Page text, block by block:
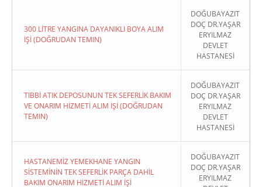
300 LİTRE YANGINA DAYANIKLI BOYA ALIM
İŞİ (DOĞRUDAN TEMIN)
DOĞUBAYAZIT
DOÇ DR.YAŞAR
ERYILMAZ
DEVLET
HASTANESİ
TIBBİ ATIK DEPOSUNUN TEK SEFERLİK BAKIM
VE ONARIM HİZMETİ ALIM İŞİ (DOĞRUDAN
TEMIN)
DOĞUBAYAZIT
DOÇ DR.YAŞAR
ERYILMAZ
DEVLET
HASTANESİ
HASTANEMİZ YEMEKHANE YANGIN
SİSTEMİNİN TEK SEFERLİK PARÇA DAHİL
BAKIM ONARIM HİZMETİ ALIM İŞİ
DOĞUBAYAZIT
DOÇ DR.YAŞAR
ERYILMAZ